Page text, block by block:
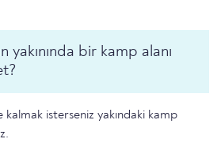
yakınında bir kamp alanı
kalmak isterseniz yakındaki kamp